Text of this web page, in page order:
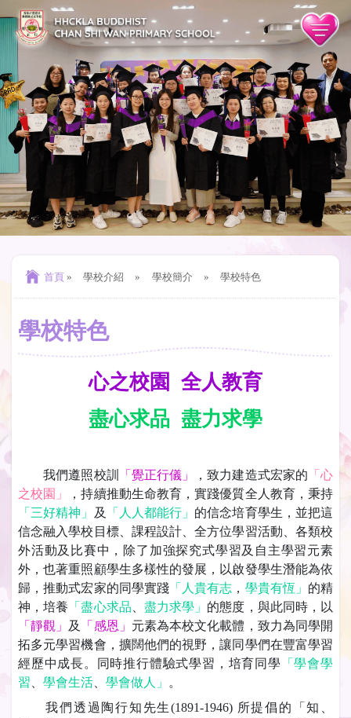
首頁 » 學校介紹 » 學校簡介 » 學校特色
學校特色
心之校園 全人教育
盡心求品 盡力求學
我們遵照校訓 「覺正行儀」 ，致力建造式宏家的 「心
之校園」
，持續推動生命教育，實踐優質全人教育，秉持
「三好精神」
及 「人人都能行」 的信念培育學生，並把這
信念融入學校目標、課程設計、全方位學習活動、各類校
外活動及比賽中，除了加強探究式學習及自主學習元素
外，也著重照顧學生多樣性的發展，以啟發學生潛能為依
歸，推動式宏家的同學實踐 「人貴有志 ， 學貴有恆」 的精
神，培養 「盡心求品 盡力求學」 的態度，與此同時，以
「靜觀」 及 「感恩」 元素為本校文化載體，致力為同學開
拓多元學習機會，擴闊他們的視野，讓同學們在豐富學習
經歷中成長。同時推行體驗式學習，培育同學 「學會學
習
學會生活 學會做人」
。
我們透過陶行知先生(1891-1946) 所提倡的「知、